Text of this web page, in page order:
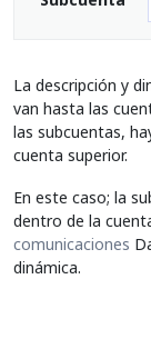
La descripción y
van hasta las
las subcuentas,
cuenta superior.
En este caso; la
dentro de la
comunicaciones
dinámica.